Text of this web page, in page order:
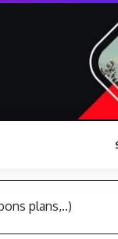
plans,..)